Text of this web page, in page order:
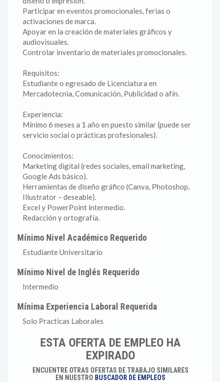
Participar en eventos promocionales, ferias o
activaciones de marca.
Apoyar en la creación de materiales gráficos y
audiovisuales.
Controlar inventario de materiales promocionales.
Requisitos:
Estudiante o egresado de Licenciatura en
Mercadotecnia, Comunicación, Publicidad o afín.
Experiencia:
Mínimo 6 meses a 1 año en puesto similar (puede ser
servicio social o prácticas profesionales).
Conocimientos:
Marketing digital (redes sociales, email marketing,
Google Ads básico).
Herramientas de diseño gráfico (Canva, Photoshop,
Illustrator – deseable).
Excel y PowerPoint intermedio.
Redacción y ortografía.
Mínimo Nivel Académico Requerido
Estudiante Universitario
Mínimo Nivel de Inglés Requerido
Intermedio
Mínima Experiencia Laboral Requerida
Solo Practicas Laborales
ESTA OFERTA DE EMPLEO HA
EXPIRADO
ENCUENTRE OTRAS OFERTAS DE TRABAJO SIMILARES
EN NUESTRO BUSCADOR DE EMPLEOS